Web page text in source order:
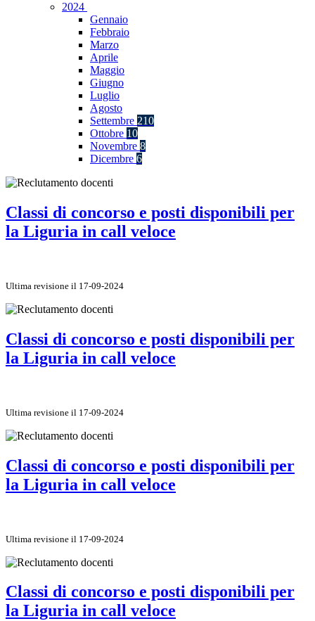
2024
Gennaio
Febbraio
Marzo
Aprile
Maggio
Giugno
Luglio
Agosto
Settembre 210
Ottobre 10
Novembre 8
Dicembre 6
Classi di concorso e posti disponibili per
la Liguria in call veloce
Ultima revisione il 17-09-2024
Classi di concorso e posti disponibili per
la Liguria in call veloce
Ultima revisione il 17-09-2024
Classi di concorso e posti disponibili per
la Liguria in call veloce
Ultima revisione il 17-09-2024
Classi di concorso e posti disponibili per
la Liguria in call veloce